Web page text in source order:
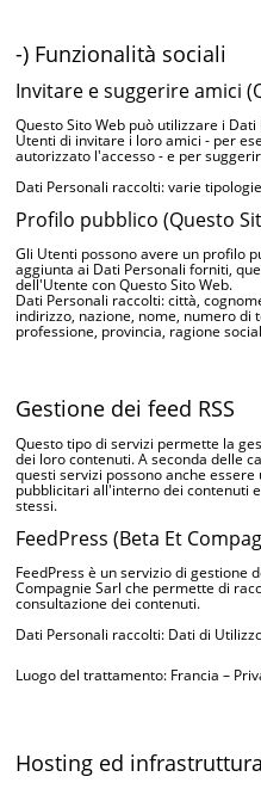
-) Funzionalità sociali
Invitare e suggerire amici
Questo Sito Web può utilizzare i
Utenti di invitare i loro amici - per
autorizzato l'accesso - e per
Dati Personali raccolti: varie
Profilo pubblico (Questo
Gli Utenti possono avere un profilo
aggiunta ai Dati Personali forniti,
dell'Utente con Questo Sito Web.
Dati Personali raccolti: città,
indirizzo, nazione, nome, numero di
professione, provincia, ragione
Gestione dei feed RSS
Questo tipo di servizi permette la
dei loro contenuti. A seconda delle
questi servizi possono anche
pubblicitari all'interno dei contenuti
stessi.
FeedPress (Beta Et
FeedPress è un servizio di gestione
Compagnie Sarl che permette di
consultazione dei contenuti.
Dati Personali raccolti: Dati di
Luogo del trattamento: Francia –
Hosting ed